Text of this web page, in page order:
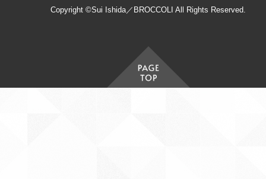
Copyright ©Sui Ishida／BROCCOLI All Rights Reserved.